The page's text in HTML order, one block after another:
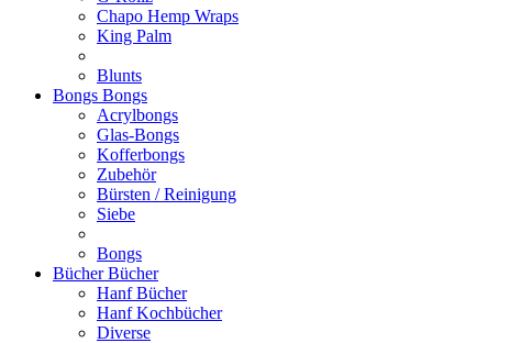
Chapo Hemp Wraps
King Palm
Blunts
Bongs Bongs
Acrylbongs
Glas-Bongs
Kofferbongs
Zubehör
Bürsten / Reinigung
Siebe
Bongs
BücherBücher
Hanf Bücher
Hanf Kochbücher
Diverse